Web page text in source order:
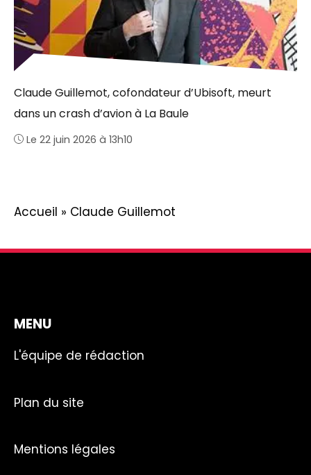
Claude Guillemot, cofondateur d’Ubisoft, meurt
dans un crash d’avion à La Baule
Le 22 juin 2026 à 13h10
Accueil » Claude Guillemot
MENU
L'équipe de rédaction
Plan du site
Mentions légales